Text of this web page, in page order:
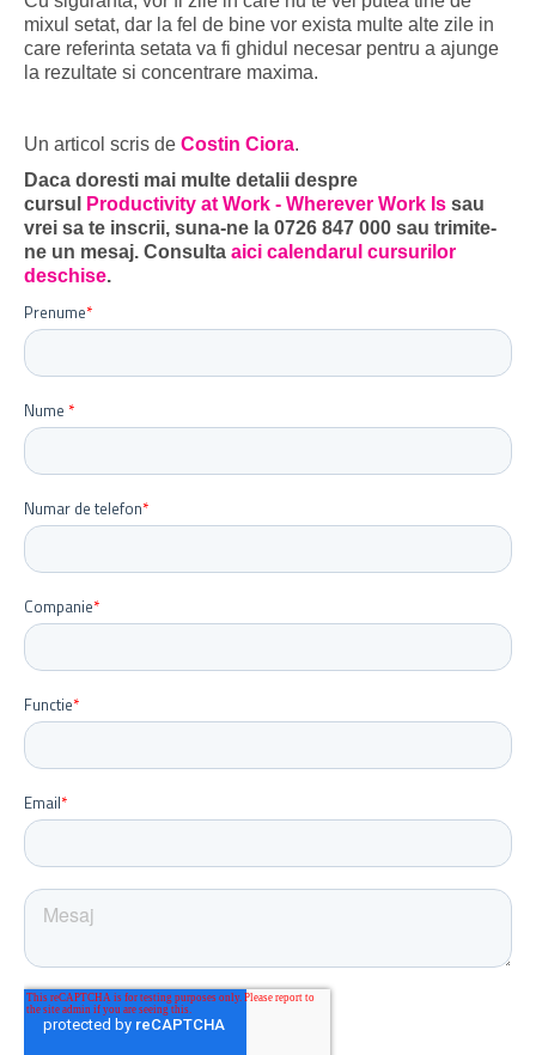
mixul setat, dar la fel de bine vor exista multe alte zile in
care referinta setata va fi ghidul necesar pentru a ajunge
la rezultate si concentrare maxima.
Un articol scris de Costin Ciora.
Daca doresti mai multe detalii despre
cursul
Productivity at Work - Wherever Work Is sau
vrei sa te inscrii, suna-ne la 0726 847 000 sau trimite-
ne un mesaj. Consulta aici calendarul cursurilor
deschise.